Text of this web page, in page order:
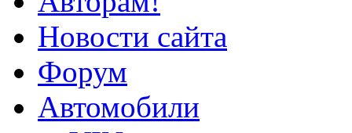
Новости сайта
Форум
Автомобили